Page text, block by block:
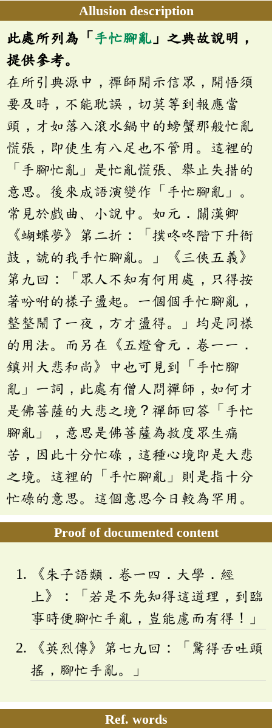
Allusion description
此處所列為「 手忙腳亂 」之典故說明，
提供參考。
在所引典源中，禪師開示信眾，開悟須
要及時，不能耽誤，切莫等到報應當
頭，才如落入滾水鍋中的螃蟹那般忙亂
慌張，即使生有八足也不管用。這裡的
「手腳忙亂」是忙亂慌張、舉止失措的
意思。後來成語演變作「手忙腳亂」。
常見於戲曲、小說中。如元．關漢卿
《蝴蝶夢》第二折：「撲咚咚階下升衙
鼓，諕的我手忙腳亂。」《三俠五義》
第九回：「眾人不知有何用處，只得按
著吩咐的樣子盪起。一個個手忙腳亂，
整整鬧了一夜，方才盪得。」均是同樣
的用法。而另在《五燈會元．卷一一．
鎮州大悲和尚》中也可見到「手忙腳
亂」一詞，此處有僧人問禪師，如何才
是佛菩薩的大悲之境？禪師回答「手忙
腳亂」，意思是佛菩薩為救度眾生痛
苦，因此十分忙碌，這種心境即是大悲
之境。這裡的「手忙腳亂」則是指十分
忙碌的意思。這個意思今日較為罕用。
Proof of documented content
《朱子語類．卷一四．大學．經
上》：「若是不先知得這道理，到臨
事時便腳忙手亂，豈能慮而有得！」
《英烈傳》第七九回：「驚得舌吐頭
搖，腳忙手亂。」
Ref. words